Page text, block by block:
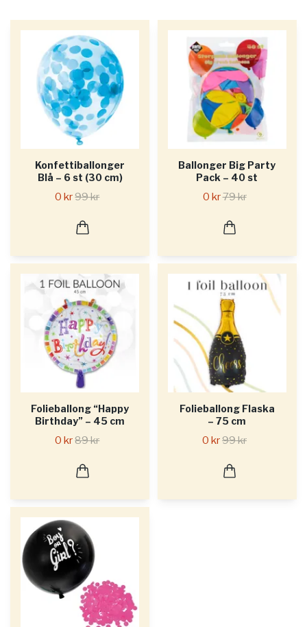
Konfettiballonger
Blå – 6 st (30 cm)
0 kr99 kr
Ballonger Big Party
Pack – 40 st
0 kr79 kr
Folieballong “Happy
Birthday” – 45 cm
0 kr89 kr
Folieballong Flaska
– 75 cm
0 kr99 kr